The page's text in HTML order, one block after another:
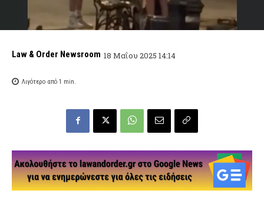
Law & Order Newsroom 18 Μαΐου 2025 14:14
Λιγότερο από 1 min.